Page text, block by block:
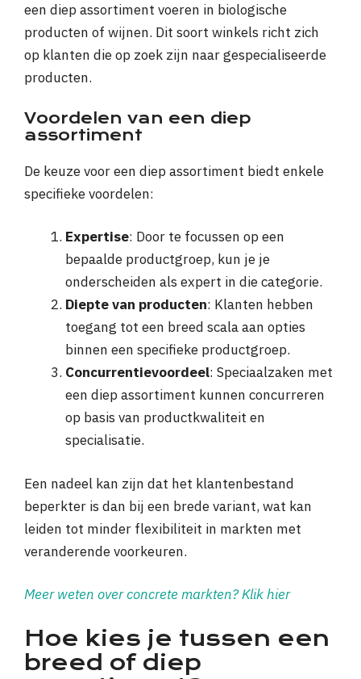
een diep assortiment voeren in biologische
producten of wijnen. Dit soort winkels richt zich
op klanten die op zoek zijn naar gespecialiseerde
producten.
Voordelen van een diep
assortiment
De keuze voor een diep assortiment biedt enkele
specifieke voordelen:
Expertise: Door te focussen op een
bepaalde productgroep, kun je je
onderscheiden als expert in die categorie.
Diepte van producten: Klanten hebben
toegang tot een breed scala aan opties
binnen een specifieke productgroep.
Concurrentievoordeel: Speciaalzaken met
een diep assortiment kunnen concurreren
op basis van productkwaliteit en
specialisatie.
Een nadeel kan zijn dat het klantenbestand
beperkter is dan bij een brede variant, wat kan
leiden tot minder flexibiliteit in markten met
veranderende voorkeuren.
Meer weten over concrete markten? Klik hier
Hoe kies je tussen een
breed of diep